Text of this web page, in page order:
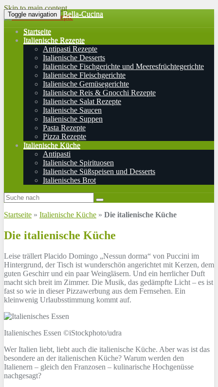
Skip to main content
Toggle navigation Bella-Cucina
Startseite
Italienische Rezepte
Antipasti Rezepte
Italienische Desserts
Italienische Fischgerichte und Meeresfrüchtegerichte
Italienische Fleischgerichte
Italienische Gemüsegerichte
Italienische Reis & Gnocchi Rezepte
Italienische Salat Rezepte
Italienische Saucen
Italienische Suppen
Pasta Rezepte
Pizza Rezepte
Italienische Küche
Antipasti
Italienische Spirituosen
Italienische Süßspeisen und Desserts
Italienisches Brot
Startseite » Italienische Küche » Die italienische Küche
Die italienische Küche
Leise trällert Placido Domingo „Nessun dorma“ von Puccini im
Hintergrund, der Tisch ist wunderschön angerichtet mit Kerzen, dem
guten Geschirr und ein paar Weingläsern. Und ein herrlicher Duft
macht sich breit im Zimmer. Die Musik, das gedämpfte Licht – es ist
fast so wie in dieser Pizzawerbung aus dem Fernsehen. Ein
kleinwenig Urlaubsstimmung kommt auf.
Italienisches Essen ©iStockphoto/udra
Wer Italien liebt, liebt auch die italienische Küche. Aber was ist das
besondere an der italienischen Küche? Warum werden den
Italienern – gleich den Franzosen – kulinarische Hochgenüsse
nachgesagt?